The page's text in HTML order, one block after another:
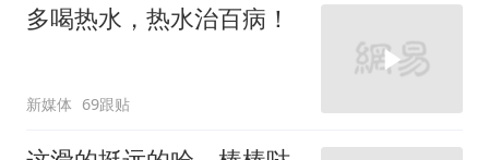
多喝热水，热水治百病！
新媒体 69跟贴